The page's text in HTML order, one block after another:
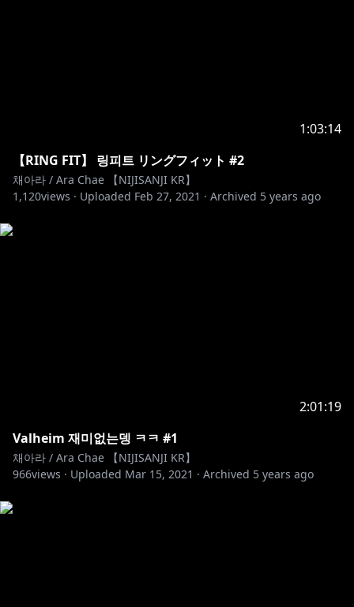
1:03:14
【RING FIT】 링피트 リングフィット #2
채아라 / Ara Chae 【NIJISANJI KR】
1,120views · Uploaded Feb 27, 2021 · Archived 5 years ago
2:01:19
Valheim 재미없는뎅 ㅋㅋ #1
채아라 / Ara Chae 【NIJISANJI KR】
966views · Uploaded Mar 15, 2021 · Archived 5 years ago